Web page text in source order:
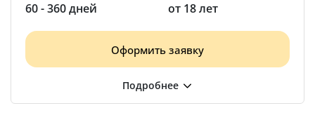
60 - 360 дней от 18 лет
Оформить заявку